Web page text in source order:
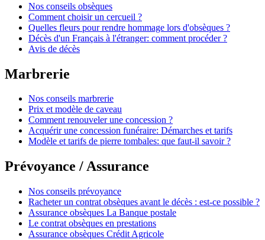
Nos conseils obsèques
Comment choisir un cercueil ?
Quelles fleurs pour rendre hommage lors d'obsèques ?
Décès d'un Français à l'étranger: comment procéder ?
Avis de décès
Marbrerie
Nos conseils marbrerie
Prix et modèle de caveau
Comment renouveler une concession ?
Acquérir une concession funéraire: Démarches et tarifs
Modèle et tarifs de pierre tombales: que faut-il savoir ?
Prévoyance / Assurance
Nos conseils prévoyance
Racheter un contrat obsèques avant le décès : est-ce possible ?
Assurance obsèques La Banque postale
Le contrat obsèques en prestations
Assurance obsèques Crédit Agricole